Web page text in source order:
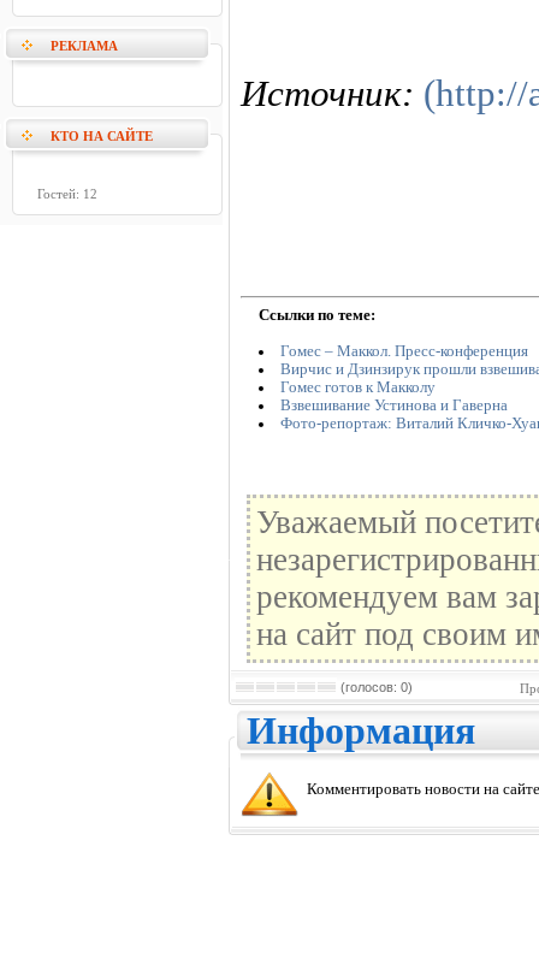
РЕКЛАМА
КТО НА САЙТЕ
Гостей: 12
Источник: (http://
Ссылки по теме:
Гомес – Маккол. Пресс-конференция
Вирчис и Дзинзирук прошли
Гомес готов к Макколу
Взвешивание Устинова и Гаверна
Фото-репортаж: Виталий Кличко-
Уважаемый
рекомендуем вам
на сайт под своим
(голосов: 0)
Информация
Комментировать новости на